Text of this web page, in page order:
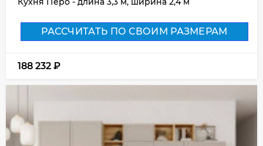
РАССЧИТАТЬ ПО СВОИМ РАЗМЕРАМ
188 232 ₽